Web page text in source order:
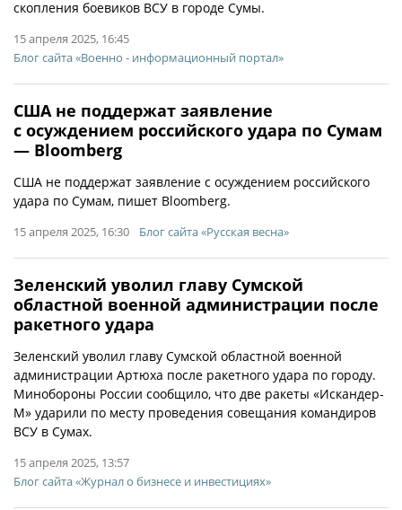
скопления боевиков ВСУ в городе Сумы.
15 апреля 2025, 16:45
Блог сайта «Военно - информационный портал»
США не поддержат заявление
с осуждением российского удара по Сумам
— Bloomberg
США не поддержат заявление с осуждением российского
удара по Сумам, пишет Bloomberg.
15 апреля 2025, 16:30 Блог сайта «Русская весна»
Зеленский уволил главу Сумской
областной военной администрации после
ракетного удара
Зеленский уволил главу Сумской областной военной
администрации Артюха после ракетного удара по городу.
Минобороны России сообщило, что две ракеты «Искандер-
М» ударили по месту проведения совещания командиров
ВСУ в Сумах.
15 апреля 2025, 13:57
Блог сайта «Журнал о бизнесе и инвестициях»